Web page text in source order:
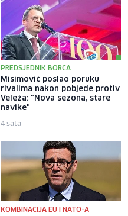
PREDSJEDNIK BORCA
Misimović poslao poruku
rivalima nakon pobjede protiv
Veleža: "Nova sezona, stare
navike"
4 sata
KOMBINACIJA EU I NATO-A